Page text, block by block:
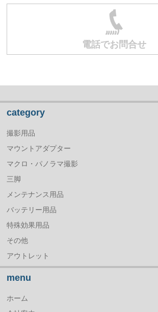
電話でお問合せ
category
撮影用品
マウントアダプター
マクロ・パノラマ撮影
三脚
メンテナンス用品
バッテリー用品
特殊効果用品
その他
アウトレット
menu
ホーム